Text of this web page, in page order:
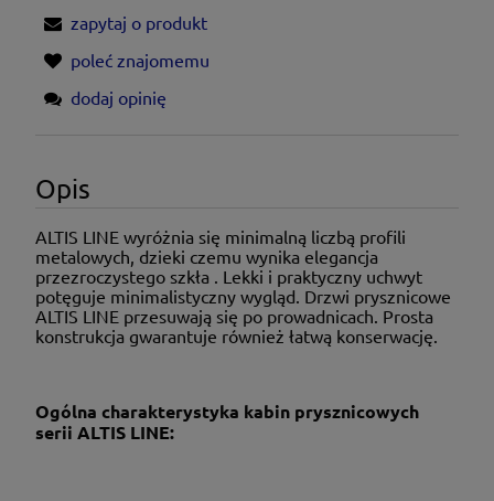
zapytaj o produkt
poleć znajomemu
dodaj opinię
Opis
ALTIS LINE wyróżnia się minimalną liczbą profili
metalowych, dzieki czemu wynika elegancja
przezroczystego szkła . Lekki i praktyczny uchwyt
potęguje minimalistyczny wygląd. Drzwi prysznicowe
ALTIS LINE przesuwają się po prowadnicach. Prosta
konstrukcja gwarantuje również łatwą konserwację.
Ogólna charakterystyka kabin prysznicowych
serii ALTIS LINE: